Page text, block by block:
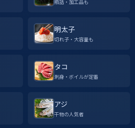
瓶詰・加工品も
明太子
切れ子・大容量も
タコ
刺身・ボイルが定番
アジ
干物の人気者